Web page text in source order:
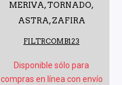
MERIVA, TORNADO,
ASTRA, ZAFIRA
FILTRCOMB123
Disponible sólo para
compras en línea con envío